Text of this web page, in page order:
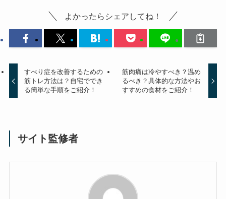
よかったらシェアしてね！
すべり症を改善するための
筋トレ方法は？自宅ででき
る簡単な手順をご紹介！
筋肉痛は冷やすべき？温め
るべき？具体的な方法やお
すすめの食材をご紹介！
サイト監修者